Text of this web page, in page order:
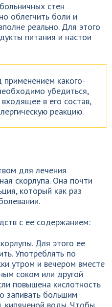
стен
облегчить боли и
реально. Для этого
питания и настои
какого-
убедиться,
в его состав,
реакцию.
для лечения
скорлупа. Она почти
который как раз
с ее содержанием:
Для этого ее
Употреблять по
утром и вечером вместе
соком или другой
повышена кислотность
запивать большим